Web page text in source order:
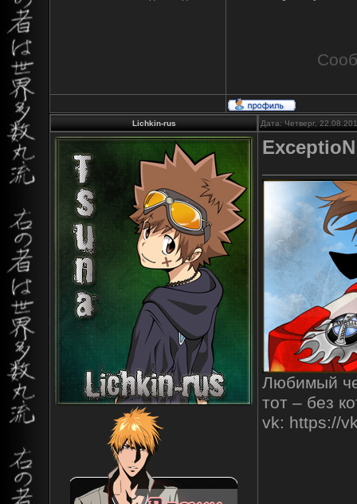
Lichkin-rus Дата: Четверг,
ExceptioN
Любимый
тот – без
vk: https://